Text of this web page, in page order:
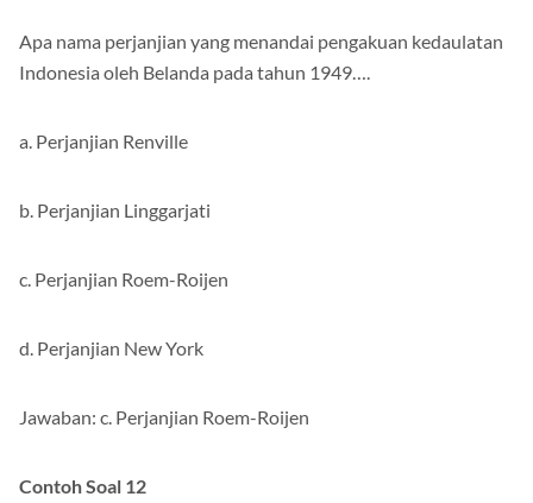
Apa nama perjanjian yang menandai pengakuan kedaulatan
Indonesia oleh Belanda pada tahun 1949….
a. Perjanjian Renville
b. Perjanjian Linggarjati
c. Perjanjian Roem-Roijen
d. Perjanjian New York
Jawaban: c. Perjanjian Roem-Roijen
Contoh Soal 12